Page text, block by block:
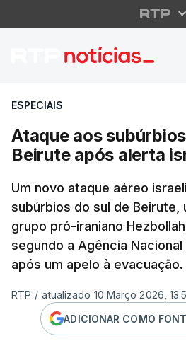
Ataque aos
ESPECIAIS
Ataque aos
Beirute após alerta
Um novo ataque aéreo
subúrbios do sul de Beirute,
grupo pró-iraniano
segundo a Agência Nacional
após um apelo à evacuação.
RTP / atualizado 10 Março 2026,
ADICIONAR COMO